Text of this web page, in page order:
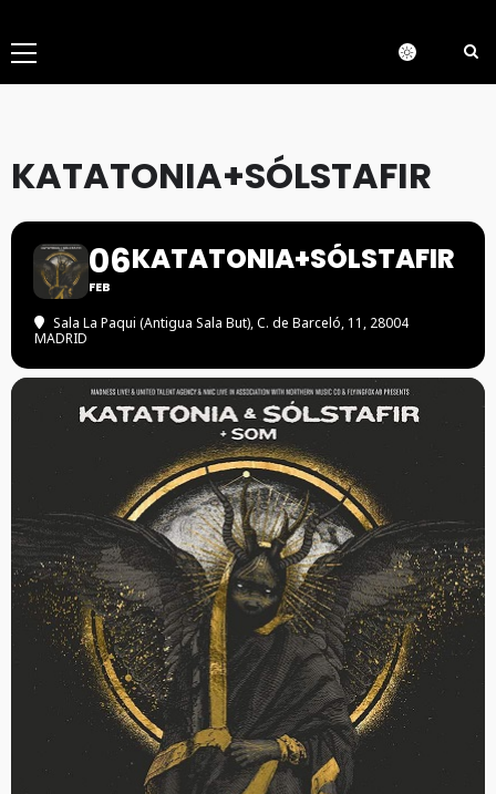
Menú
principal
KATATONIA+SÓLSTAFIR
06
FEB
KATATONIA+SÓLSTAFIR
Sala La Paqui (Antigua Sala But), C. de Barceló, 11, 28004
MADRID